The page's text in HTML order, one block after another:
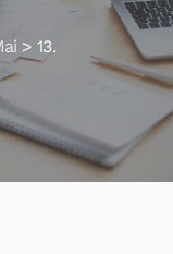
> 13.